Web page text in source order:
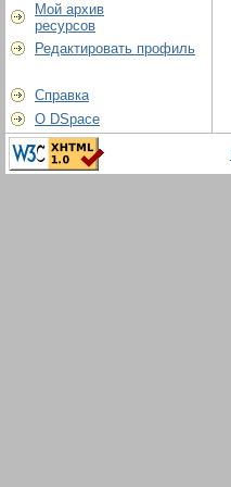
Мой архив
ресурсов
Редактировать профиль
Справка
О DSpace